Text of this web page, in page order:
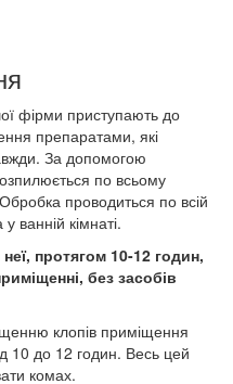
фірми приступають до
препаратами, які
За допомогою
по всьому
проводиться по всій
ванній кімнаті.
протягом 10-12 годин,
без засобів
клопів приміщення
10 до 12 годин. Весь цей
комах.